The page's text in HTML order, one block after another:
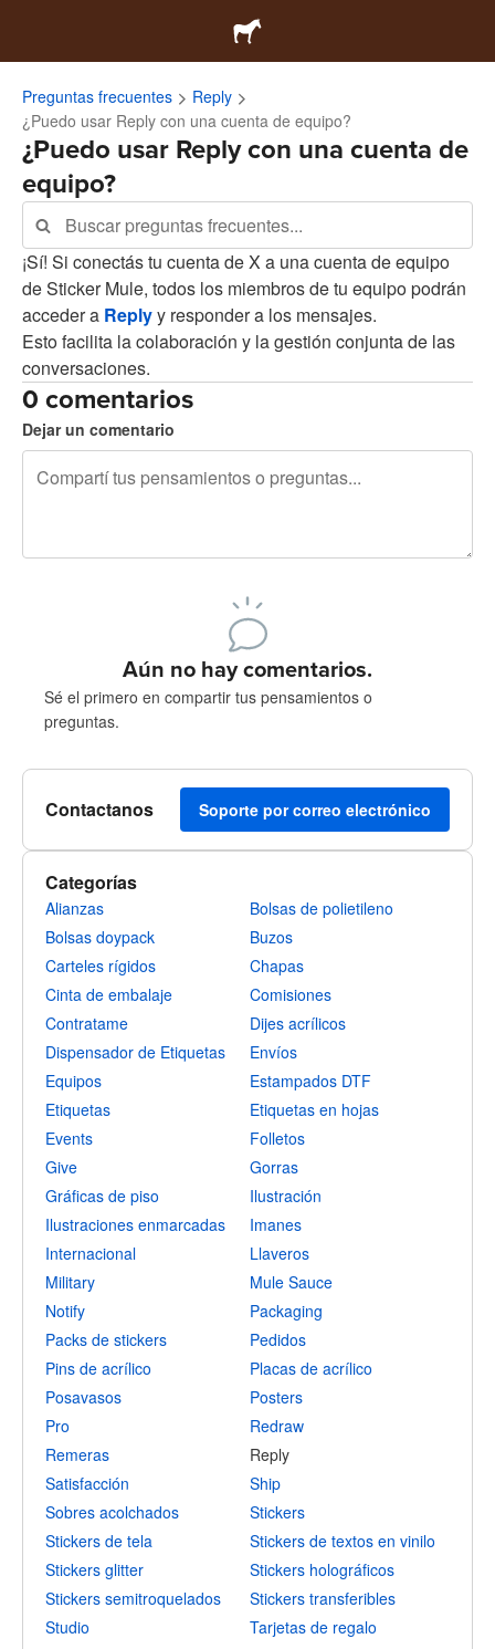
Preguntas frecuentes
Reply
¿Puedo usar Reply con una cuenta de equipo?
¿Puedo usar Reply con una cuenta de
equipo?
¡Sí! Si conectás tu cuenta de X a una cuenta de equipo
de Sticker Mule, todos los miembros de tu equipo podrán
acceder a Replyy responder a los mensajes.
Esto facilita la colaboración y la gestión conjunta de las
conversaciones.
0 comentarios
Dejar un comentario
Registrate para publicar
Aún no hay comentarios.
Sé el primero en compartir tus pensamientos o
preguntas.
Contactanos Soporte por correo electrónico
Categorías
Alianzas
Bolsas de polietileno
Bolsas doypack
Buzos
Carteles rígidos
Chapas
Cinta de embalaje
Comisiones
Contratame
Dijes acrílicos
Dispensador de Etiquetas
Envíos
Equipos
Estampados DTF
Etiquetas
Etiquetas en hojas
Events
Folletos
Give
Gorras
Gráficas de piso
Ilustración
Ilustraciones enmarcadas
Imanes
Internacional
Llaveros
Military
Mule Sauce
Notify
Packaging
Packs de stickers
Pedidos
Pins de acrílico
Placas de acrílico
Posavasos
Posters
Pro
Redraw
Remeras
Reply
Satisfacción
Ship
Sobres acolchados
Stickers
Stickers de tela
Stickers de textos en vinilo
Stickers glitter
Stickers holográficos
Stickers semitroquelados
Stickers transferibles
Studio
Tarjetas de regalo